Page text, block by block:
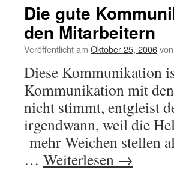
Die gute
den Mitarbeitern
Veröffentlicht am Oktober 25, 2006von
Diese Kommunikation
Kommunikation mit den
nicht stimmt, entgleist
irgendwann, weil die
mehr Weichen stellen
… Weiterlesen →